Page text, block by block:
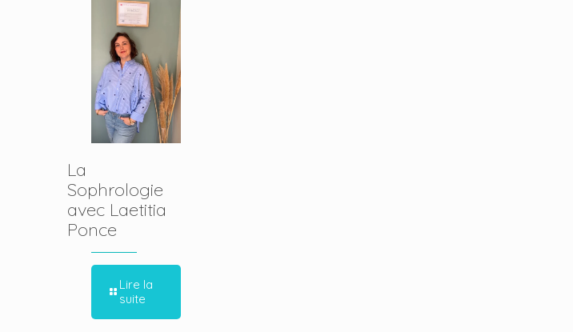
La
Sophrologie
avec Laetitia
Ponce
Lire la
suite